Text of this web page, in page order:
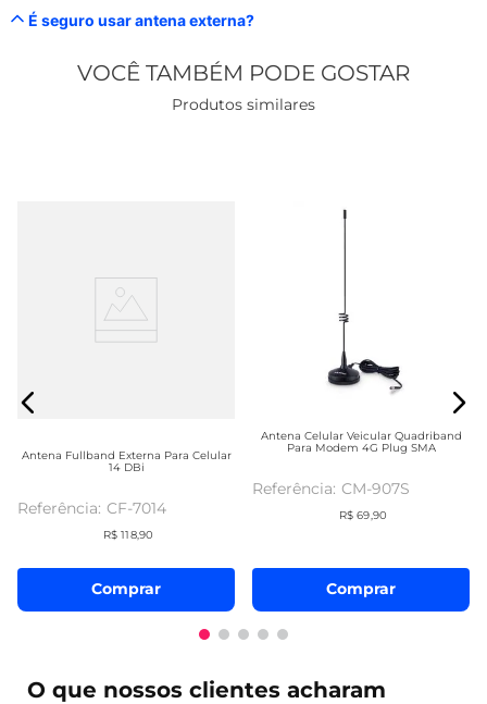
É seguro usar antena externa?
VOCÊ TAMBÉM PODE GOSTAR
Produtos similares
Antena Fullband Externa Para Celular
14 DBi
CF-7014
R$ 118,90
Comprar
Antena Celular Veicular Quadriband
Para Modem 4G Plug SMA
CM-907S
R$ 69,90
Comprar
O que nossos clientes acharam